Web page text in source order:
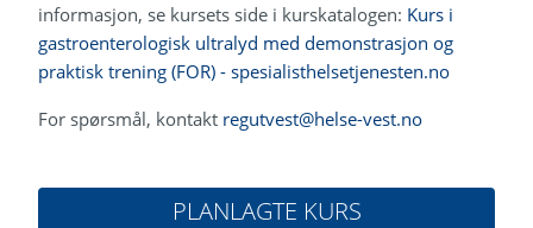
informasjon, se kursets side i kurskatalogen: Kurs i
gastroenterologisk ultralyd med demonstrasjon og
praktisk trening (FOR) - spesialisthelsetjenesten.no
For spørsmål, kontakt regutvest@helse-vest.no
PLANLAGTE KURS